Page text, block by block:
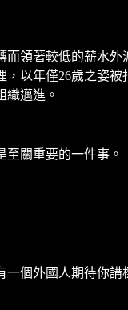
領著較低的薪水
以年僅26歲之姿被
織邁進。
關重要的一件事。
個外國人期待你